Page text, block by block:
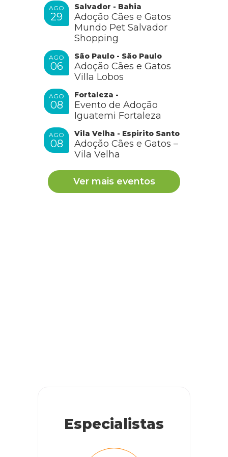
AGO
29
Salvador - Bahia
Adoção Cães e Gatos
Mundo Pet Salvador
Shopping
AGO
06
São Paulo - São Paulo
Adoção Cães e Gatos
Villa Lobos
AGO
08
Fortaleza -
Evento de Adoção
Iguatemi Fortaleza
AGO
08
Vila Velha - Espirito Santo
Adoção Cães e Gatos –
Vila Velha
Ver mais eventos
Especialistas